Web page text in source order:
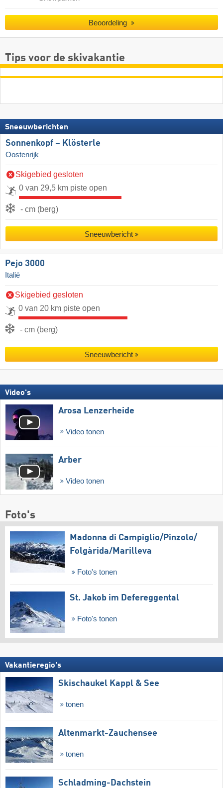
Beoordeling
Tips voor de skivakantie
Sneeuwberichten
Sonnenkopf – Klösterle
Oostenrijk
Skigebied gesloten
0 van 29,5 km piste open
- cm (berg)
Sneeuwbericht
Pejo 3000
Italië
Skigebied gesloten
0 van 20 km piste open
- cm (berg)
Sneeuwbericht
Video's
Arosa Lenzerheide
Video tonen
Arber
Video tonen
Foto's
Madonna di Campiglio/​Pinzolo/​
Folgàrida/​Marilleva
Foto's tonen
St. Jakob im Defereggental
Foto's tonen
Vakantieregio's
Skischaukel Kappl & See
tonen
Altenmarkt-Zauchensee
tonen
Schladming-Dachstein